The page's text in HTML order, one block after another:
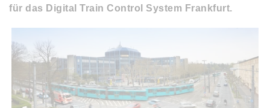
für das Digital Train Control System Frankfurt.